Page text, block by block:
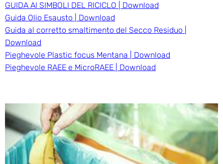
GUIDA AI SIMBOLI DEL RICICLO | Download
Guida Olio Esausto | Download
Guida al corretto smaltimento del Secco Residuo |
Download
Pieghevole Plastic focus Mentana | Download
Pieghevole RAEE e MicroRAEE | Download